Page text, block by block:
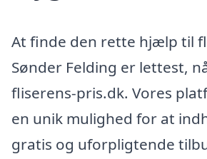
At finde den rette hjælp til
Sønder Felding er lettest,
fliserens-pris.dk. Vores
en unik mulighed for at
gratis og uforpligtende